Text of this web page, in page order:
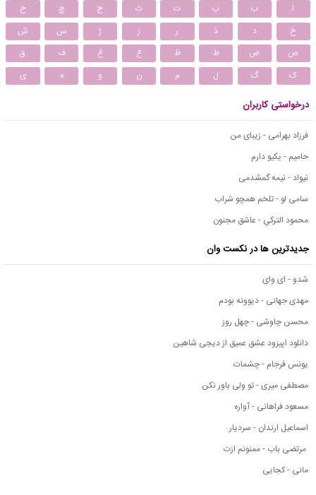
ا ب پ ت ث ج چ
ح
خ
د ذ ر ز ژ س
ش
ص
ض ط ظ ع غ ف
ق
ک
گ ل م ن و ه ی
درخواستی کاربران
فرزاد بهرامی - زیبای من
حامیم - یکیو دارم
نیواد - نیمه گمشدمی
سامی لو - تلخم همچو شراب
محمود التركي - عاشق مجنون
جدیدترین ها در نکست وان
شدو - ای وای
مهدی جهانی - دیوونه بودم
محسن چاوشی - چهل روز
دانلود اپیزود عشق عمیق از دیجی شاهین
یونس فرجام - چشمات
مصطفی میری - تو ولی باور نکن
مسعود فراهانی - آواره
اسماعیل ارندان - سردیار
مرتضی باب - ممنونم ازت
مانی - کجایی